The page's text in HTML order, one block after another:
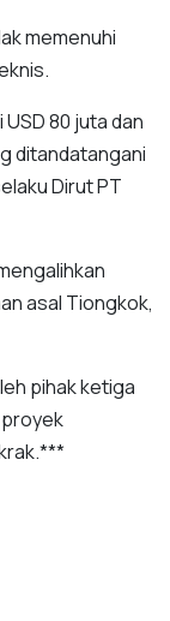
memenuhi
USD 80 juta dan
ditandatangani
Dirut PT
asal Tiongkok,
pihak ketiga